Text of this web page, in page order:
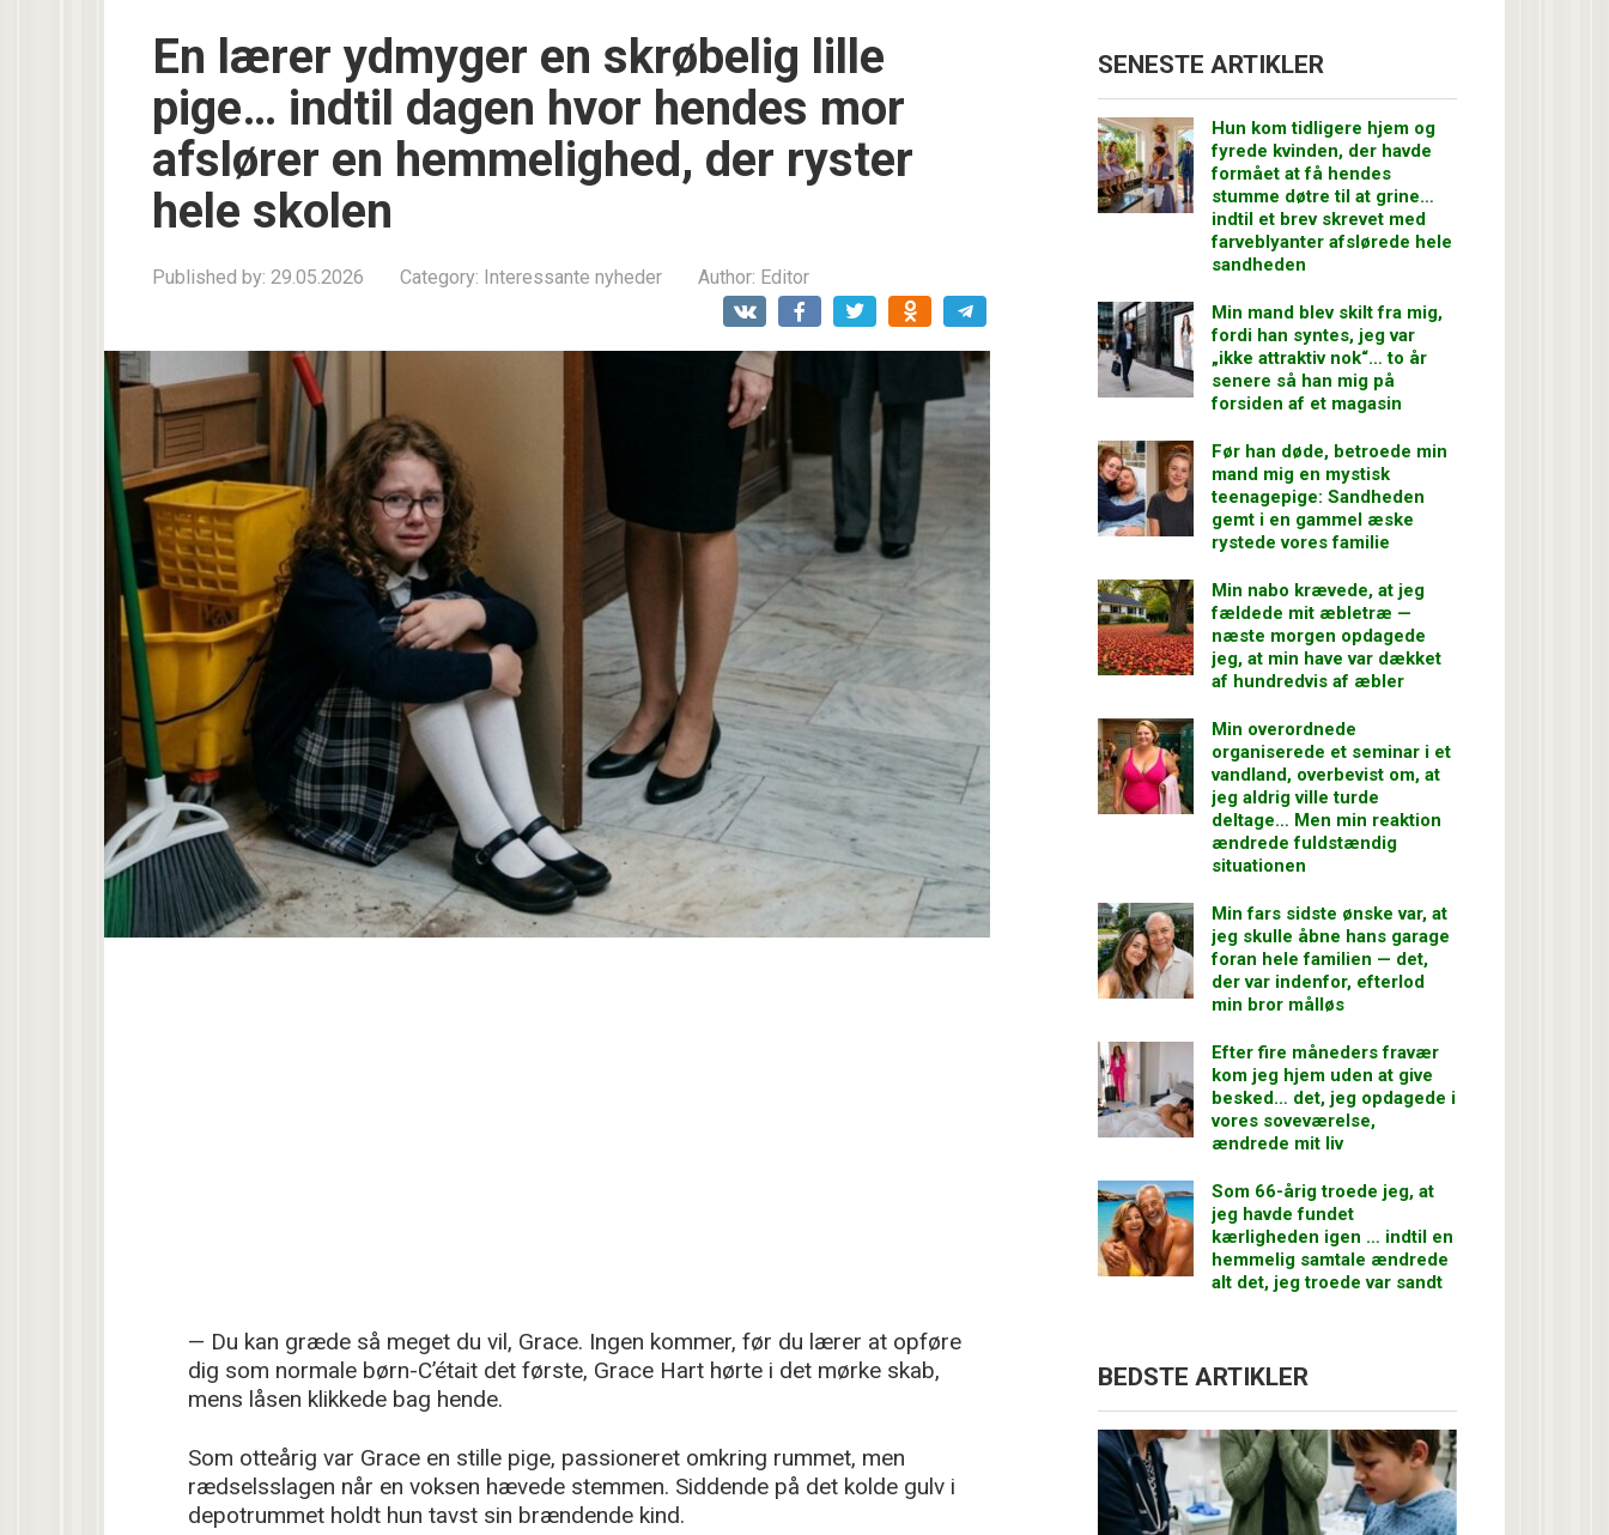
En lærer ydmyger en skrøbelig lille
pige… indtil dagen hvor hendes mor
afslører en hemmelighed, der ryster
hele skolen
Published by: 29.05.2026 Category: Interessante nyheder Author: Editor
— Du kan græde så meget du vil, Grace. Ingen kommer, før du lærer at opføre
dig som normale børn-C’était det første, Grace Hart hørte i det mørke skab,
mens låsen klikkede bag hende.
Som otteårig var Grace en stille pige, passioneret omkring rummet, men
rædselsslagen når en voksen hævede stemmen. Siddende på det kolde gulv i
depotrummet holdt hun tavst sin brændende kind.
SENESTE ARTIKLER
Hun kom tidligere hjem og
fyrede kvinden, der havde
formået at få hendes
stumme døtre til at grine…
indtil et brev skrevet med
farveblyanter afslørede hele
sandheden
Min mand blev skilt fra mig,
fordi han syntes, jeg var
„ikke attraktiv nok“… to år
senere så han mig på
forsiden af et magasin
Før han døde, betroede min
mand mig en mystisk
teenagepige: Sandheden
gemt i en gammel æske
rystede vores familie
Min nabo krævede, at jeg
fældede mit æbletræ —
næste morgen opdagede
jeg, at min have var dækket
af hundredvis af æbler
Min overordnede
organiserede et seminar i et
vandland, overbevist om, at
jeg aldrig ville turde
deltage… Men min reaktion
ændrede fuldstændig
situationen
Min fars sidste ønske var, at
jeg skulle åbne hans garage
foran hele familien — det,
der var indenfor, efterlod
min bror målløs
Efter fire måneders fravær
kom jeg hjem uden at give
besked… det, jeg opdagede i
vores soveværelse,
ændrede mit liv
Som 66-årig troede jeg, at
jeg havde fundet
kærligheden igen … indtil en
hemmelig samtale ændrede
alt det, jeg troede var sandt
BEDSTE ARTIKLER